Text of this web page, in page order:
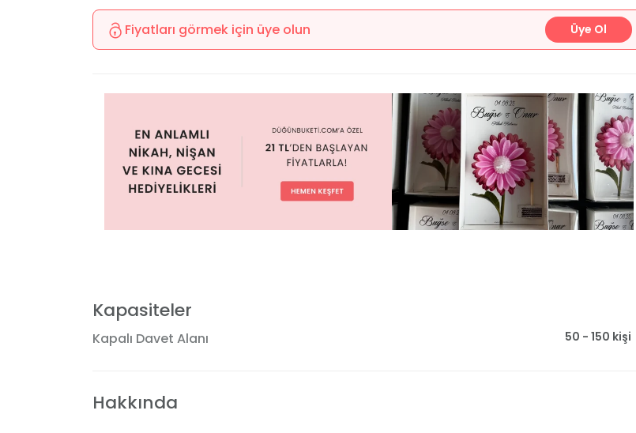
Fiyatları görmek için üye olun Üye Ol
Kapasiteler
Kapalı Davet Alanı 50 - 150 kişi
Hakkında